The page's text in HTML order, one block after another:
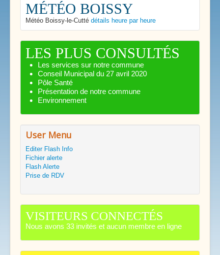
MÉTÉO BOISSY
Météo Boissy-le-Cutté détails heure par heure
LES PLUS CONSULTÉS
Les services sur notre commune
Conseil Municipal du 27 avril 2020
Pôle Santé
Présentation de notre commune
Environnement
User Menu
Editer Flash Info
Fichier alerte
Flash Alerte
Prise de RDV
VISITEURS CONNECTÉS
Nous avons 33 invités et aucun membre en ligne